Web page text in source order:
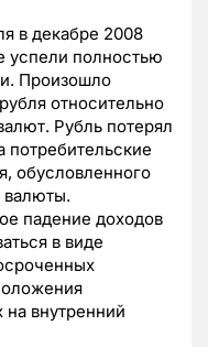
в декабре 2008
успели полностью
Произошло
относительно
Рубль потерял
обусловленного
валюты.
падение доходов
в виде
внутренний